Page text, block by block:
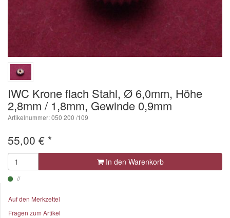
IWC Krone flach Stahl, Ø 6,0mm, Höhe
2,8mm / 1,8mm, Gewinde 0,9mm
Artikelnummer: 050 200 /109
55,00 € *
In den Warenkorb
Auf den Merkzettel
Fragen zum Artikel